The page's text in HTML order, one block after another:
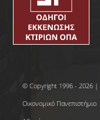
© Copyright 1996 - 2026 |
Οικονομικό Πανεπιστήμιο